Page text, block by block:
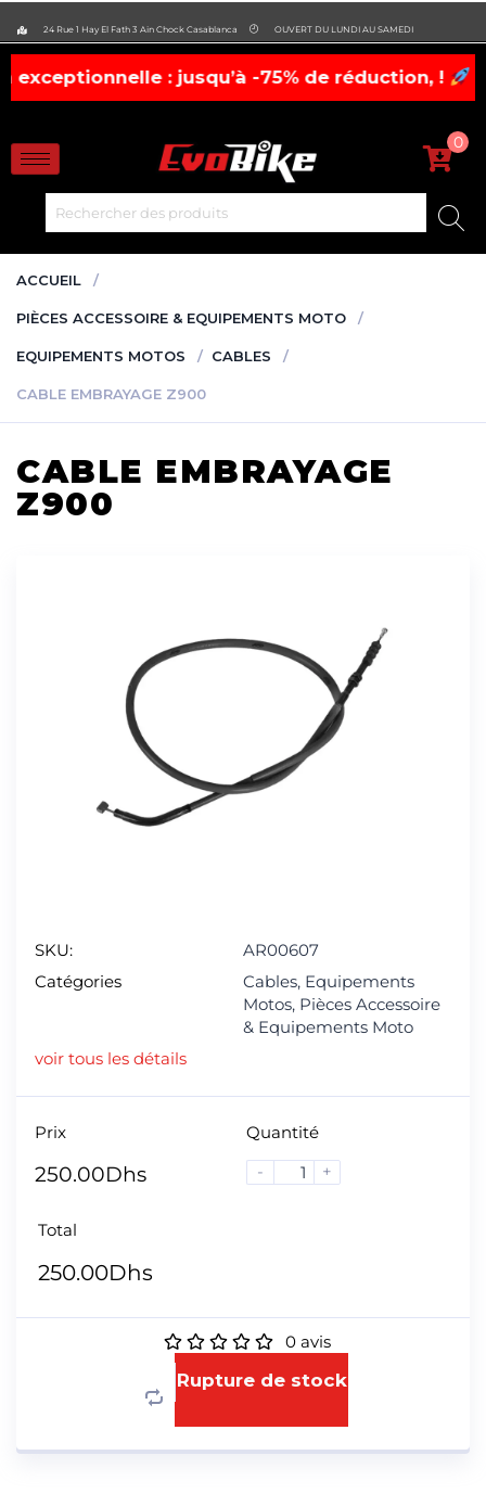
24 Rue 1 Hay El Fath 3 Ain Chock Casablanca OUVERT DU LUNDI AU SAMEDI
: jusqu’à -75% de réduction, ! casques,
0
ACCUEIL
PIÈCES ACCESSOIRE & EQUIPEMENTS MOTO
EQUIPEMENTS MOTOS CABLES
CABLE EMBRAYAGE Z900
CABLE EMBRAYAGE
Z900
SKU:
AR00607
Catégories
Cables, Equipements
Motos, Pièces Accessoire
& Equipements Moto
voir tous les détails
Prix
250.00Dhs
Quantité
-
+
Total
250.00Dhs
0avis
Rupture de stock